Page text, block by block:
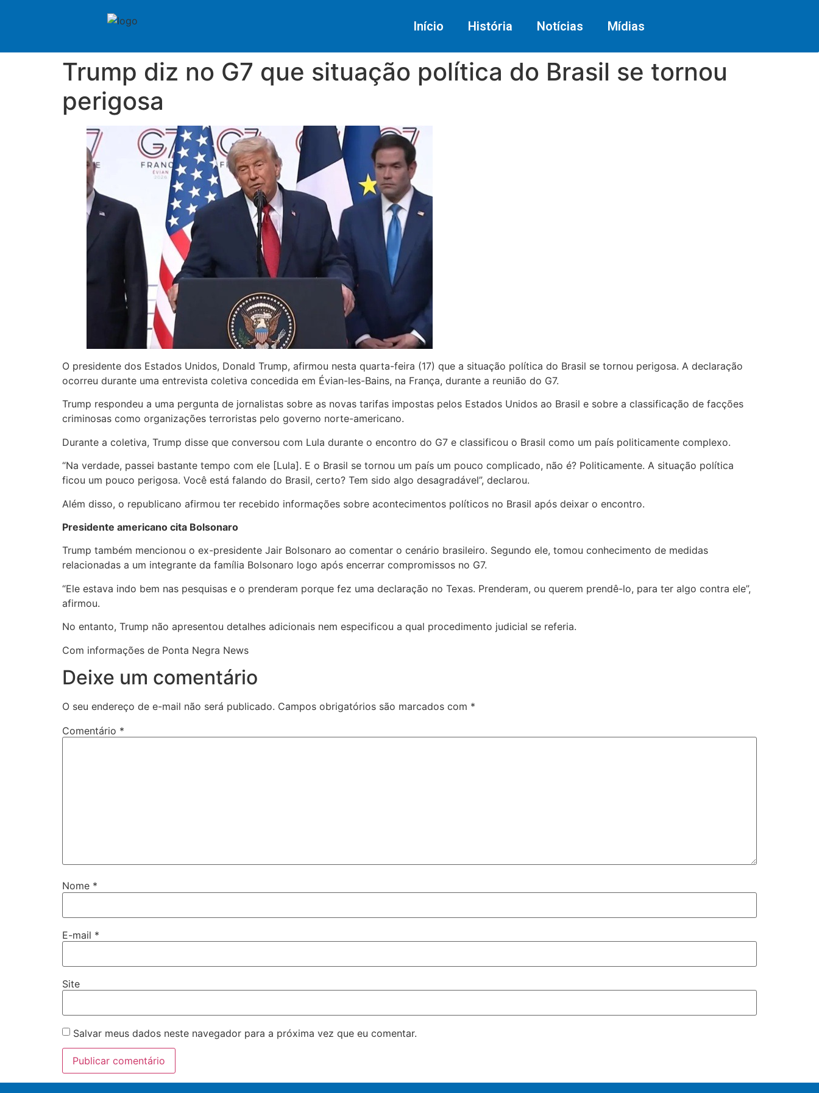
Início História Notícias Mídias
Trump diz no G7 que situação política do Brasil se tornou
perigosa
O presidente dos Estados Unidos, Donald Trump, afirmou nesta quarta-feira (17) que a situação política do Brasil se tornou perigosa. A declaração
ocorreu durante uma entrevista coletiva concedida em Évian-les-Bains, na França, durante a reunião do G7.
Trump respondeu a uma pergunta de jornalistas sobre as novas tarifas impostas pelos Estados Unidos ao Brasil e sobre a classificação de facções
criminosas como organizações terroristas pelo governo norte-americano.
Durante a coletiva, Trump disse que conversou com Lula durante o encontro do G7 e classificou o Brasil como um país politicamente complexo.
“Na verdade, passei bastante tempo com ele [Lula]. E o Brasil se tornou um país um pouco complicado, não é? Politicamente. A situação política
ficou um pouco perigosa. Você está falando do Brasil, certo? Tem sido algo desagradável”, declarou.
Além disso, o republicano afirmou ter recebido informações sobre acontecimentos políticos no Brasil após deixar o encontro.
Presidente americano cita Bolsonaro
Trump também mencionou o ex-presidente Jair Bolsonaro ao comentar o cenário brasileiro. Segundo ele, tomou conhecimento de medidas
relacionadas a um integrante da família Bolsonaro logo após encerrar compromissos no G7.
“Ele estava indo bem nas pesquisas e o prenderam porque fez uma declaração no Texas. Prenderam, ou querem prendê-lo, para ter algo contra ele”,
afirmou.
No entanto, Trump não apresentou detalhes adicionais nem especificou a qual procedimento judicial se referia.
Com informações de Ponta Negra News
Deixe um comentário
O seu endereço de e-mail não será publicado. Campos obrigatórios são marcados com *
Comentário *
Nome *
E-mail *
Site
Salvar meus dados neste navegador para a próxima vez que eu comentar.